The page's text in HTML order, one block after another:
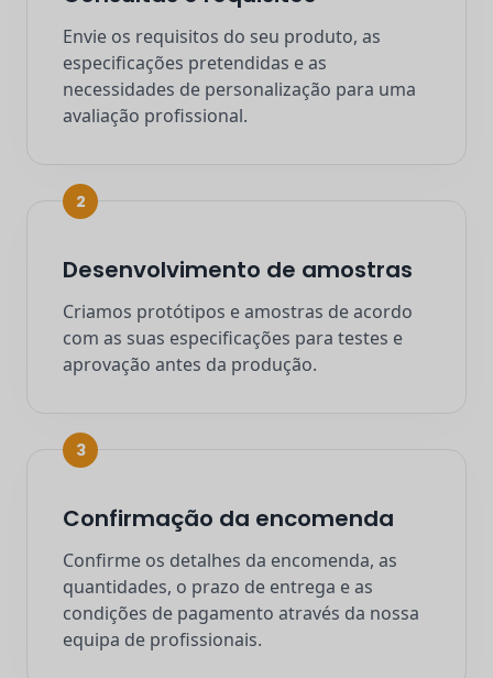
Envie os requisitos do seu produto, as
especificações pretendidas e as
necessidades de personalização para uma
avaliação profissional.
2
Desenvolvimento de amostras
Criamos protótipos e amostras de acordo
com as suas especificações para testes e
aprovação antes da produção.
3
Confirmação da encomenda
Confirme os detalhes da encomenda, as
quantidades, o prazo de entrega e as
condições de pagamento através da nossa
equipa de profissionais.